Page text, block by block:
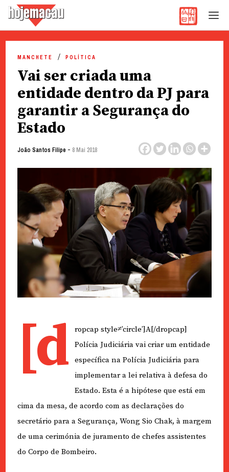
content
MANCHETE POLÍTICA
Vai ser criada uma
entidade dentro da PJ para
garantir a Segurança do
Estado
João Santos Filipe - 8 Mai 2018
[d
ropcap style≠’circle’]A[/dropcap]
Polícia Judiciária vai criar um entidade
específica na Polícia Judiciária para
implementar a lei relativa à defesa do
Estado. Esta é a hipótese que está em
cima da mesa, de acordo com as declarações do
secretário para a Segurança, Wong Sio Chak, à margem
de uma cerimónia de juramento de chefes assistentes
do Corpo de Bombeiro.